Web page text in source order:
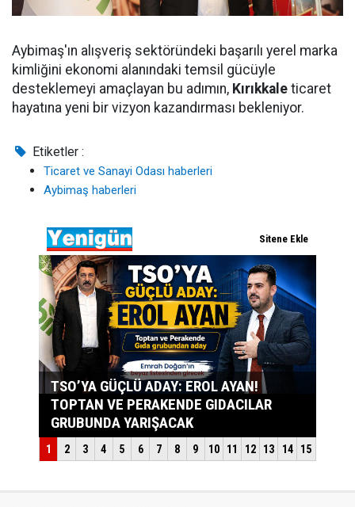
Aybimaş'ın alışveriş sektöründeki başarılı yerel marka
kimliğini ekonomi alanındaki temsil gücüyle
desteklemeyi amaçlayan bu adımın, Kırıkkale ticaret
hayatına yeni bir vizyon kazandırması bekleniyor.
Etiketler :
Ticaret ve Sanayi Odası haberleri
Aybimaş haberleri